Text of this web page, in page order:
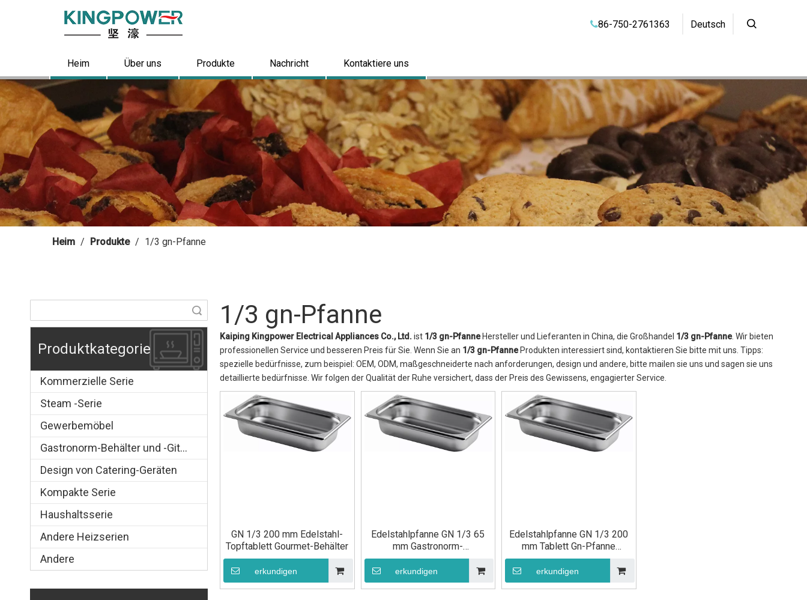
86-750-2761363 Deutsch
Heim Über uns Produkte Nachricht Kontaktiere uns
Heim / Produkte / 1/3 gn-Pfanne
Produktkategorie
Kommerzielle Serie
Steam -Serie
Gewerbemöbel
Gastronorm-Behälter und -Gitter
Design von Catering-Geräten
Kompakte Serie
Haushaltsserie
Andere Heizserien
Andere
1/3 gn-Pfanne
Kaiping Kingpower Electrical Appliances Co., Ltd. ist 1/3 gn-PfanneHersteller und Lieferanten in China, die Großhandel 1/3 gn-Pfanne. Wir bieten
professionellen Service und besseren Preis für Sie. Wenn Sie an 1/3 gn-PfanneProdukten interessiert sind, kontaktieren Sie bitte mit uns. Tipps:
spezielle bedürfnisse, zum beispiel: OEM, ODM, maßgeschneiderte nach anforderungen, design und andere, bitte mailen sie uns und sagen sie uns
detaillierte bedürfnisse. Wir folgen der Qualität der Ruhe versichert, dass der Preis des Gewissens, engagierter Service.
GN 1/3 200 mm Edelstahl-
Topftablett Gourmet-Behälter
erkundigen
Edelstahlpfanne GN 1/3 65
mm Gastronorm-
Lebensmittelbehälter
erkundigen
Edelstahlpfanne GN 1/3 200
mm Tablett Gn-Pfanne
Gastronorm-
Lebensmittelbehälter
erkundigen